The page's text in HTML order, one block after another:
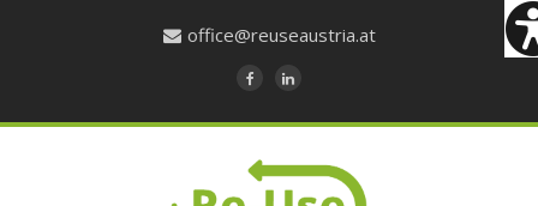
office@reuseaustria.at